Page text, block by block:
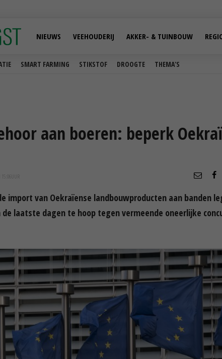
SMART FARMING STIKSTOF DROOGTE THEMA'S
NIEUWS VEEHOUDERIJ AKKER- & TUINBOUW
aan boeren: beperk
import van Oekraïense landbouwproducten aan banden
de laatste dagen te hoop tegen vermeende oneerlijke